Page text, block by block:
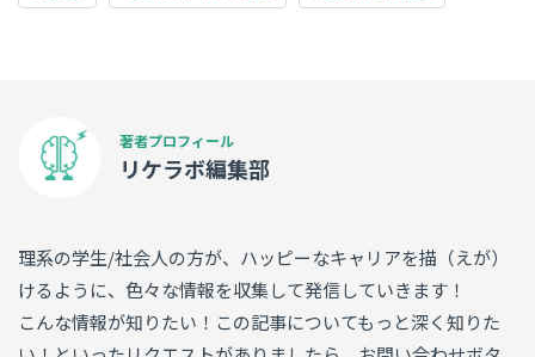
リケラボ編集部
理系の学生/社会人の方が、ハッピーなキャリアを描（えが）
けるように、色々な情報を収集して発信していきます！
こんな情報が知りたい！この記事についてもっと深く知りた